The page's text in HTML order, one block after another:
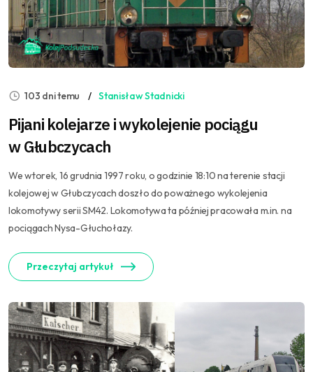
103 dni temu Stanisław Stadnicki
Pijani kolejarze i wykolejenie pociągu
w Głubczycach
We wtorek, 16 grudnia 1997 roku, o godzinie 18:10 na terenie stacji
kolejowej w Głubczycach doszło do poważnego wykolejenia
lokomotywy serii SM42. Lokomotywa ta później pracowała m.in. na
pociągach Nysa-Głuchołazy.
Przeczytaj artykuł